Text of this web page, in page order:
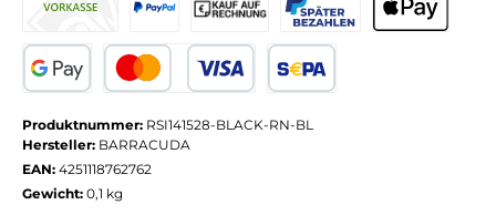
Produktnummer: RSI141528-BLACK-RN-BL
Hersteller: BARRACUDA
EAN: 4251118762762
Gewicht: 0,1 kg